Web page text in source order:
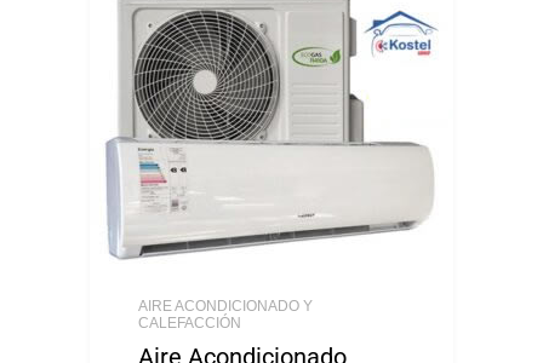
AIRE ACONDICIONADO Y
CALEFACCIÓN
Aire Acondicionado